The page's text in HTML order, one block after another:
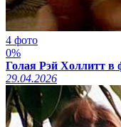
4 фото
0%
Голая Рэй Холлитт в
29.04.2026